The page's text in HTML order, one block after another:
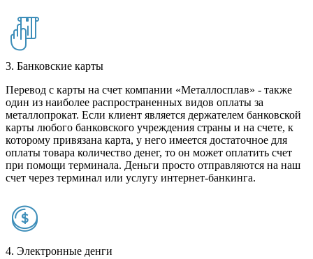
3. Банковские карты
Перевод с карты на счет компании «Металлосплав» - также
один из наиболее распространенных видов оплаты за
металлопрокат. Если клиент является держателем банковской
карты любого банковского учреждения страны и на счете, к
которому привязана карта, у него имеется достаточное для
оплаты товара количество денег, то он может оплатить счет
при помощи терминала. Деньги просто отправляются на наш
счет через терминал или услугу интернет-банкинга.
4. Электронные денги